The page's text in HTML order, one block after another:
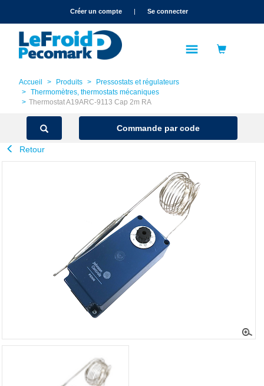
text.skipToNavigationCréer un compte | Se connecter
Accueil Produits
Pressostats et régulateurs
Thermomètres, thermostats mécaniques
Thermostat A19ARC-9113 Cap 2m RA
Commande par code
Retour